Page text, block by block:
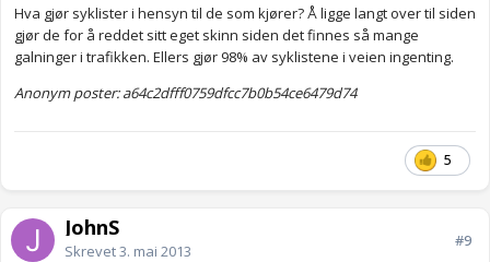
Hva gjør syklister i hensyn til de som kjører? Å ligge langt over til siden
gjør de for å reddet sitt eget skinn siden det finnes så mange
galninger i trafikken. Ellers gjør 98% av syklistene i veien ingenting.
Anonym poster: a64c2dfff0759dfcc7b0b54ce6479d74
5
JohnS
Skrevet3. mai 2013
#9